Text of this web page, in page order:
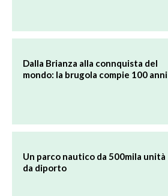
Dalla Brianza alla connquista del
mondo: la brugola compie 100 anni
Un parco nautico da 500mila unità
da diporto